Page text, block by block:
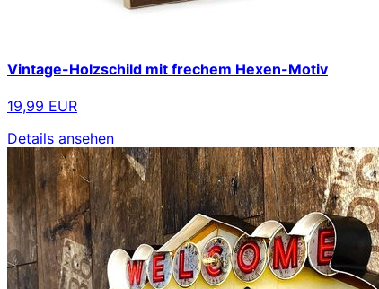
Vintage-Holzschild mit frechem Hexen-Motiv
19,99 EUR
Details ansehen